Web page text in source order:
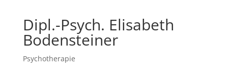
Dipl.-Psych. Elisabeth
Bodensteiner
Psychotherapie